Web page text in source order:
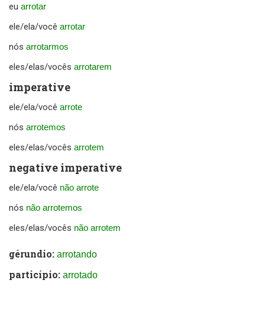
eu arrotar
ele/ela/você arrotar
nós arrotarmos
eles/elas/vocês arrotarem
imperative
ele/ela/você arrote
nós arrotemos
eles/elas/vocês arrotem
negative imperative
ele/ela/você não arrote
nós não arrotemos
eles/elas/vocês não arrotem
gérundio: arrotando
particípio: arrotado